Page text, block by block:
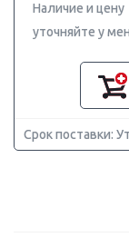
Наличие и цену
уточняйте у
Срок поставки: